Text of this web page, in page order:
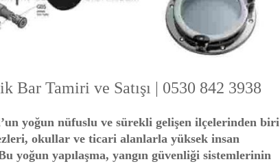
Bar Tamiri ve Satışı | 0530 842 3938
yoğun nüfuslu ve sürekli gelişen ilçelerinden biri
okullar ve ticari alanlarla yüksek insan
yoğun yapılaşma, yangın güvenliği sistemlerinin